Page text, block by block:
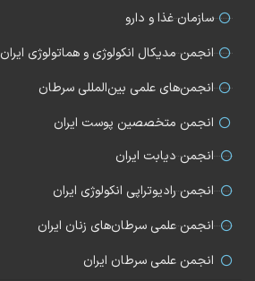
سازمان غذا و دارو
انجمن مدیکال انکولوژی و هماتولوژی ایران
انجمن‌های علمی بین‌المللی سرطان
انجمن متخصصین پوست ایران
انجمن دیابت ایران
انجمن رادیوتراپی انکولوژی ایران
انجمن علمی سرطان‌های زنان ایران
انجمن علمی سرطان ایران